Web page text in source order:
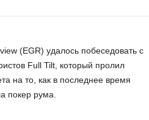
(EGR) удалось побеседовать с
Full Tilt, который пролил
на то, как в последнее время
покер рума.